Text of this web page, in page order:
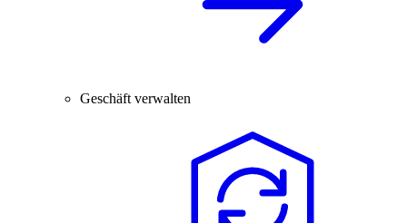
Geschäft verwalten